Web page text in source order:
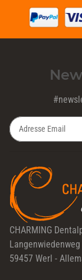
CHARMING
Langenwiedenweg
59457 Werl -